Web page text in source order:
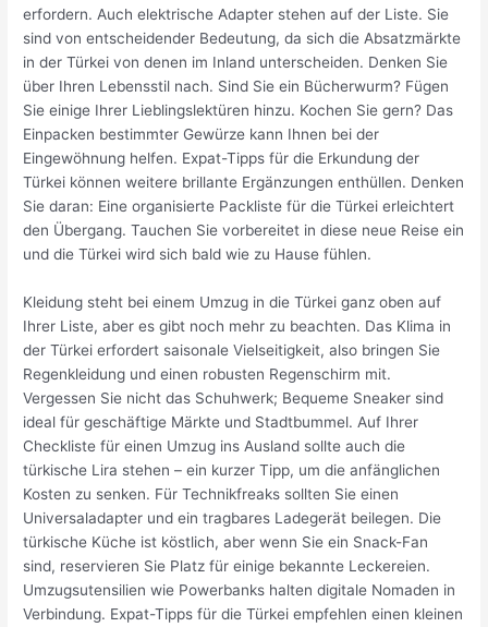
erfordern. Auch elektrische Adapter stehen auf der Liste. Sie
sind von entscheidender Bedeutung, da sich die Absatzmärkte
in der Türkei von denen im Inland unterscheiden. Denken Sie
über Ihren Lebensstil nach. Sind Sie ein Bücherwurm? Fügen
Sie einige Ihrer Lieblingslektüren hinzu. Kochen Sie gern? Das
Einpacken bestimmter Gewürze kann Ihnen bei der
Eingewöhnung helfen. Expat-Tipps für die Erkundung der
Türkei können weitere brillante Ergänzungen enthüllen. Denken
Sie daran: Eine organisierte Packliste für die Türkei erleichtert
den Übergang. Tauchen Sie vorbereitet in diese neue Reise ein
und die Türkei wird sich bald wie zu Hause fühlen.
Kleidung steht bei einem Umzug in die Türkei ganz oben auf
Ihrer Liste, aber es gibt noch mehr zu beachten. Das Klima in
der Türkei erfordert saisonale Vielseitigkeit, also bringen Sie
Regenkleidung und einen robusten Regenschirm mit.
Vergessen Sie nicht das Schuhwerk; Bequeme Sneaker sind
ideal für geschäftige Märkte und Stadtbummel. Auf Ihrer
Checkliste für einen Umzug ins Ausland sollte auch die
türkische Lira stehen – ein kurzer Tipp, um die anfänglichen
Kosten zu senken. Für Technikfreaks sollten Sie einen
Universaladapter und ein tragbares Ladegerät beilegen. Die
türkische Küche ist köstlich, aber wenn Sie ein Snack-Fan
sind, reservieren Sie Platz für einige bekannte Leckereien.
Umzugsutensilien wie Powerbanks halten digitale Nomaden in
Verbindung. Expat-Tipps für die Türkei empfehlen einen kleinen